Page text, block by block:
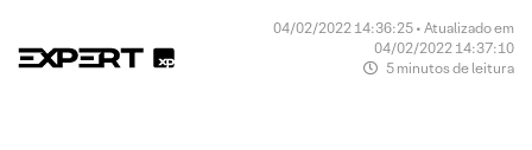
04/02/2022 14:36:25 • Atualizado em
04/02/2022 14:37:10
5 minutos de leitura